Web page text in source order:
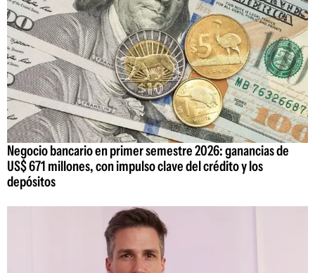
Negocio bancario en primer semestre 2026: ganancias de
US$ 671 millones, con impulso clave del crédito y los
depósitos